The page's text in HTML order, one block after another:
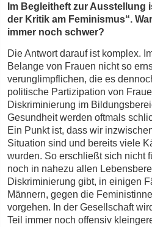
Im Begleitheft zur Ausstellung
der Kritik am Feminismus“.
immer noch schwer?
Die Antwort darauf ist komplex.
Belange von Frauen nicht so
verunglimpflichen, die es
politische Partizipation von
Diskriminierung im
Gesundheit werden oftmals
Ein Punkt ist, dass wir
Situation sind und bereits viele
wurden. So erschließt sich nicht
noch in nahezu allen
Diskriminierung gibt, in einigen
Männern, gegen die
vorgehen. In der Gesellschaft
Teil immer noch offensiv